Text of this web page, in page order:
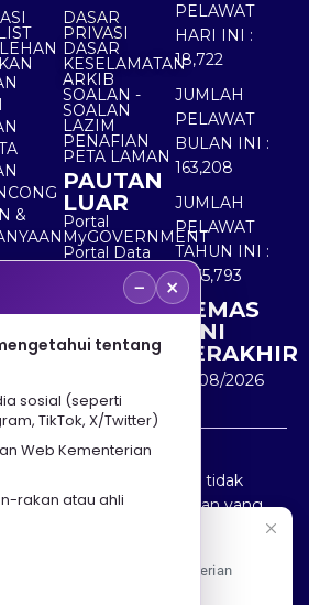
&
DASAR
PRIVASI
DASAR
KESELAMATAN
ARKIB
SOALAN -
SOALAN
LAZIM
PENAFIAN
PETA LAMAN
PAUTAN
LUAR
Portal
MyGOVERNMENT
Portal Data
Terbuka
Sektor Awam
PELAWAT
HARI INI :
18,722
JUMLAH
PELAWAT
BULAN INI :
163,208
JUMLAH
PELAWAT
TAHUN INI :
5,565,793
KEMAS
KINI
TERAKHIR
10/08/2026
dan Kementerian
Budaya (MOTAC) adalah tidak
kehilangan atau kerugian yang
mana-mana maklumat
ini.
− ×
tentang
sosial (seperti
TikTok, X/Twitter)
Web Kementerian
rakan atau ahli
ke Portal Rasmi Kementerian